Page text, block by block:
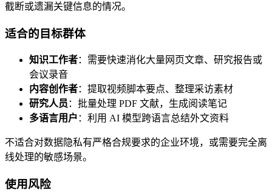
截断或遗漏关键信息的情况。
适合的目标群体
知识工作者：需要快速消化大量网页文章、研究报告或
会议录音
内容创作者：提取视频脚本要点、整理采访素材
研究人员 ：批量处理 PDF 文献，生成阅读笔记
多语言用户 ：利用 AI 模型跨语言总结外文资料
不适合对数据隐私有严格合规要求的企业环境，或需要完全离
线处理的敏感场景。
使用风险